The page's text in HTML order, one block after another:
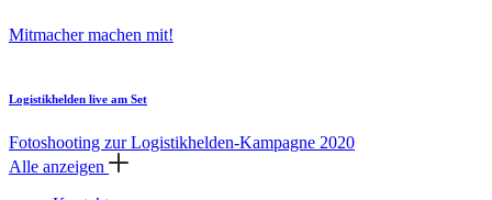
Mitmacher machen mit!
Logistikhelden live am Set
Fotoshooting zur Logistikhelden-Kampagne 2020
Alle anzeigen